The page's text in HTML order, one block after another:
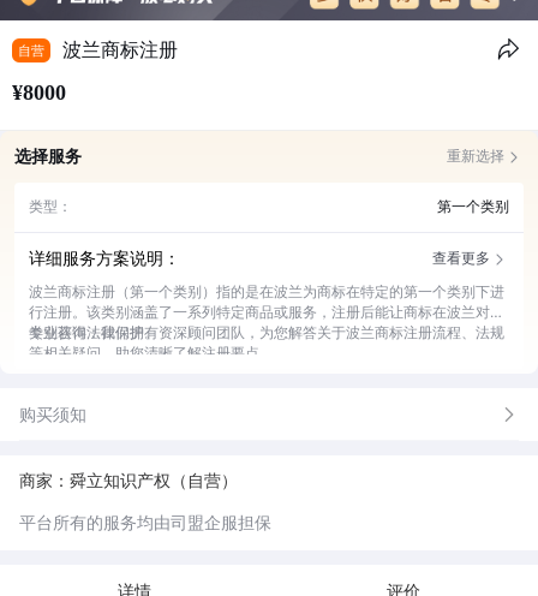
自营 波兰商标注册
¥8000
选择服务 重新选择
类型： 第一个类别
详细服务方案说明：
查看更多
波兰商标注册（第一个类别）指的是在波兰为商标在特定的第一个类别下进
行注册。该类别涵盖了一系列特定商品或服务，注册后能让商标在波兰对应
类别获得法律保护。
专业咨询：我们拥有资深顾问团队，为您解答关于波兰商标注册流程、法规
等相关疑问，助您清晰了解注册要点。
申请材料准备：协助您准备所需的各类申请材料，确保材料准确无误、符合
进度，让您随时了解情况。
应对审查：若申请过程中遇到官方审查意见，我们的专业团队会为您制定应
对方案，积极处理问题。
后续维护：注册成功后，为您提供商标续展、变更等后续维护服务，保障商
购买须知
商家：舜立知识产权（自营）
平台所有的服务均由司盟企服担保
详情 评价